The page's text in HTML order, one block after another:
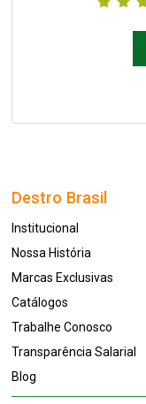
Destro Brasil
Institucional
Nossa História
Marcas Exclusivas
Catálogos
Trabalhe Conosco
Transparência Salarial
Blog